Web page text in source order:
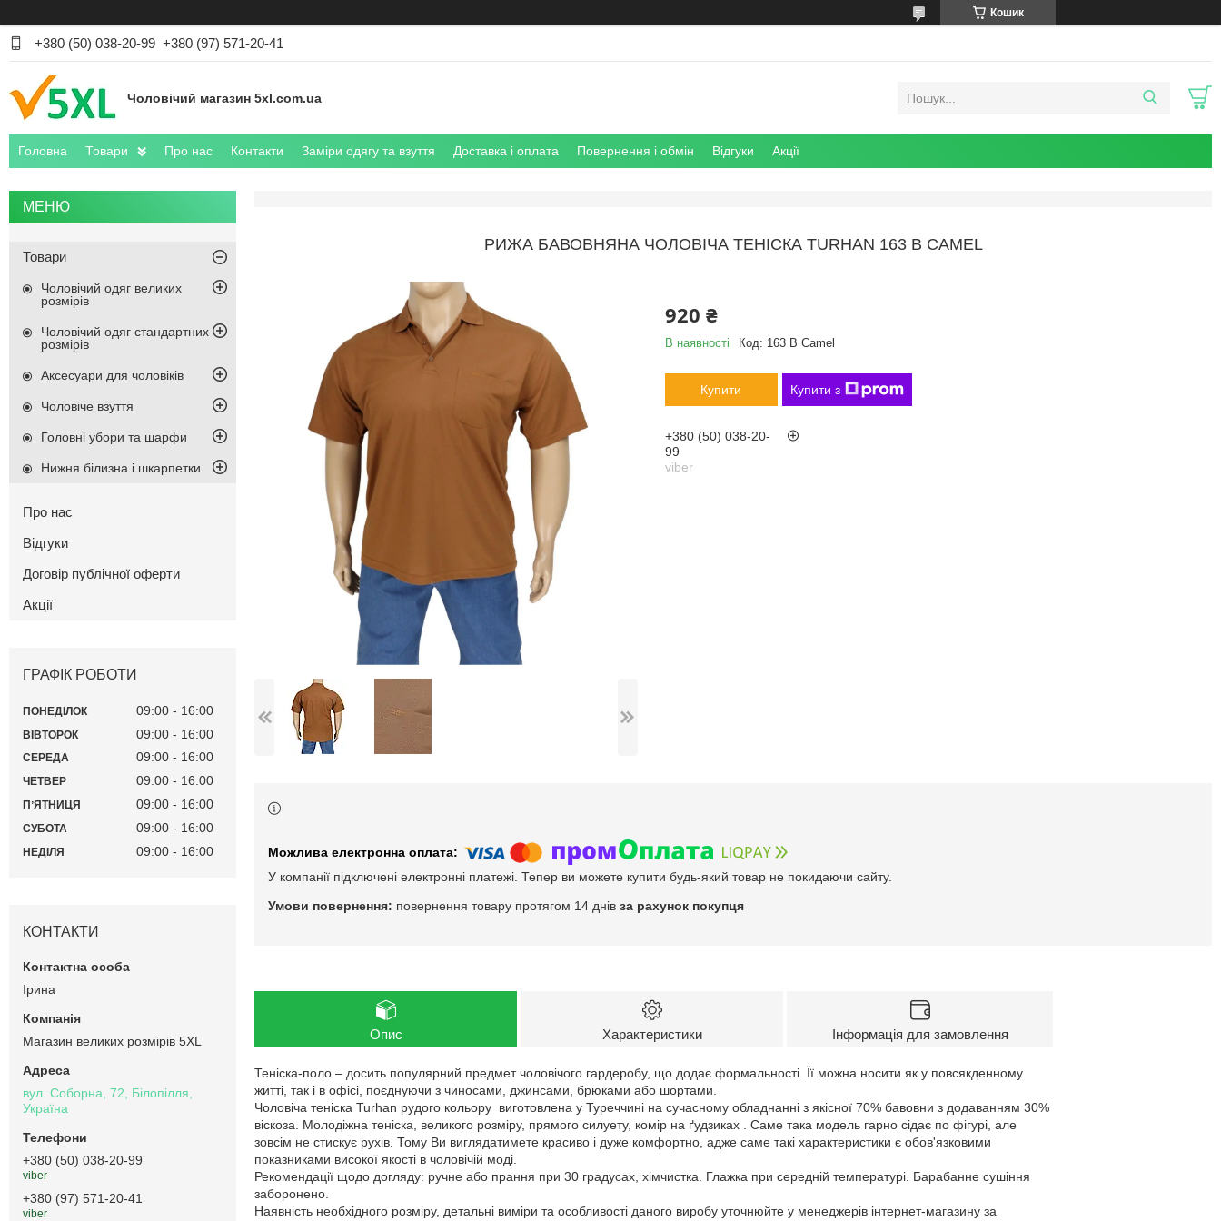
Кошик
+380 (50) 038-20-99 +380 (97) 571-20-41
Чоловічий магазин 5xl.com.ua
Головна Товари Про нас Контакти Заміри одягу та взуття Доставка і оплата Повернення і обмін Відгуки Акції
РИЖА БАВОВНЯНА ЧОЛОВІЧА ТЕНІСКА TURHAN 163 B CAMEL
920 ₴
В наявності Код: 163 B Camel
Купити Купити з
+380 (50) 038-20-
99
viber
У компанії підключені електронні платежі. Тепер ви можете купити будь-який товар не покидаючи сайту.
повернення товару протягом 14 днів за рахунок покупця
Опис Характеристики Інформація для замовлення
Теніска-поло – досить популярний предмет чоловічого гардеробу, що додає формальності. Її можна носити як у повсякденному
житті, так і в офісі, поєднуючи з чиносами, джинсами, брюками або шортами.
Чоловіча теніска Turhan рудого кольору виготовлена у Туреччині на сучасному обладнанні з якісної 70% бавовни з додаванням 30%
віскоза. Молодіжна теніска, великого розміру, прямого силуету, комір на ґудзиках . Саме така модель гарно сідає по фігурі, але
зовсім не стискує рухів. Тому Ви виглядатимете красиво і дуже комфортно, адже саме такі характеристики є обов'язковими
показниками високої якості в чоловічій моді.
Рекомендації щодо догляду: ручне або прання при 30 градусах, хімчистка. Глажка при середній температурі. Барабанне сушіння
заборонено.
Наявність необхідного розміру, детальні виміри та особливості даного виробу уточнюйте у менеджерів інтернет-магазину за
Товари
Чоловічий одяг великих
розмірів
Чоловічий одяг стандартних
розмірів
Аксесуари для чоловіків
Чоловіче взуття
Головні убори та шарфи
Нижня білизна і шкарпетки
Про нас
Відгуки
Договір публічної оферти
Акції
ГРАФІК РОБОТИ
ПОНЕДІЛОК 09:00 16:00
ВІВТОРОК 09:00 16:00
СЕРЕДА 09:00 16:00
ЧЕТВЕР 09:00 16:00
ПʼЯТНИЦЯ 09:00 16:00
СУБОТА 09:00 16:00
НЕДІЛЯ 09:00 16:00
КОНТАКТИ
Ірина
Магазин великих розмірів 5XL
вул. Соборна, 72, Білопілля,
Україна
+380 (50) 038-20-99
viber
+380 (97) 571-20-41
viber